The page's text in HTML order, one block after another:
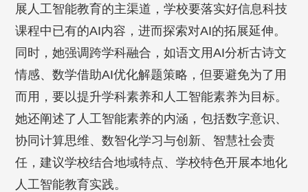
展人工智能教育的主渠道，学校要落实好信息科技
课程中已有的AI内容，进而探索对AI的拓展延伸。
同时，她强调跨学科融合，如语文用AI分析古诗文
情感、数学借助AI优化解题策略，但要避免为了用
而用，要以提升学科素养和人工智能素养为目标。
她还阐述了人工智能素养的内涵，包括数字意识、
协同计算思维、数智化学习与创新、智慧社会责
任，建议学校结合地域特点、学校特色开展本地化
人工智能教育实践。